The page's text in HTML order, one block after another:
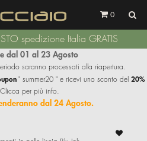
0
spedizione Italia GRATIS
dal 01 al 23 Agosto
saranno processati alla riapertura.
" summer20 " e ricevi uno sconto del 20%
per più info.
dal 24 Agosto.